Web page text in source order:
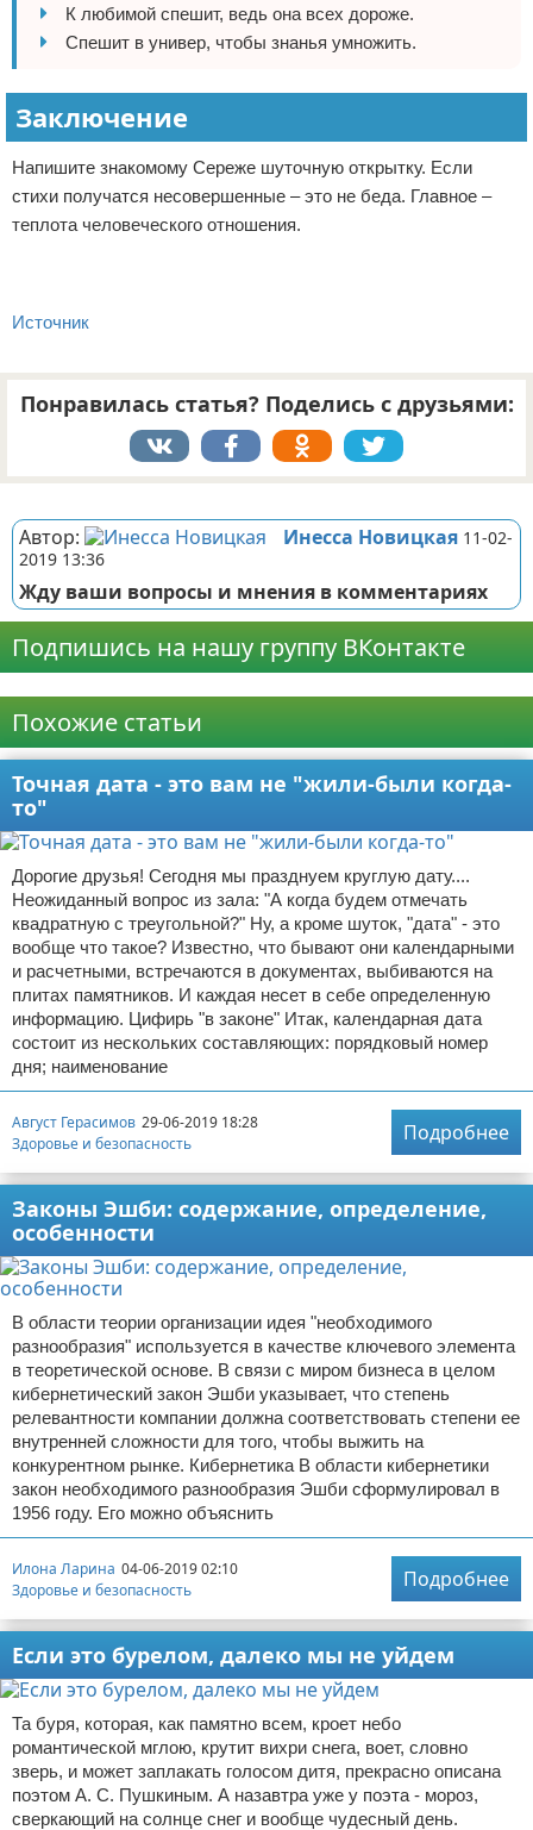
К любимой спешит, ведь она всех дороже.
Спешит в универ, чтобы знанья умножить.
Заключение
Напишите знакомому Сереже шуточную открытку. Если
стихи получатся несовершенные – это не беда. Главное –
теплота человеческого отношения.
Источник
Понравилась статья? Поделись с друзьями:
Автор: Инесса Новицкая 11-02-
2019 13:36
Жду ваши вопросы и мнения в комментариях
Подпишись на нашу группу ВКонтакте
Похожие статьи
Точная дата - это вам не "жили-были когда-
то"
Дорогие друзья! Сегодня мы празднуем круглую дату....
Неожиданный вопрос из зала: "А когда будем отмечать
квадратную с треугольной?" Ну, а кроме шуток, "дата" - это
вообще что такое? Известно, что бывают они календарными
и расчетными, встречаются в документах, выбиваются на
плитах памятников. И каждая несет в себе определенную
информацию. Цифирь "в законе" Итак, календарная дата
состоит из нескольких составляющих: порядковый номер
дня; наименование
Август Герасимов 29-06-2019 18:28
Здоровье и безопасность
Подробнее
Законы Эшби: содержание, определение,
особенности
В области теории организации идея "необходимого
разнообразия" используется в качестве ключевого элемента
в теоретической основе. В связи с миром бизнеса в целом
кибернетический закон Эшби указывает, что степень
релевантности компании должна соответствовать степени ее
внутренней сложности для того, чтобы выжить на
конкурентном рынке. Кибернетика В области кибернетики
закон необходимого разнообразия Эшби сформулировал в
1956 году. Его можно объяснить
Илона Ларина 04-06-2019 02:10
Здоровье и безопасность
Подробнее
Если это бурелом, далеко мы не уйдем
Та буря, которая, как памятно всем, кроет небо
романтической мглою, крутит вихри снега, воет, словно
зверь, и может заплакать голосом дитя, прекрасно описана
поэтом А. С. Пушкиным. А назавтра уже у поэта - мороз,
сверкающий на солнце снег и вообще чудесный день.